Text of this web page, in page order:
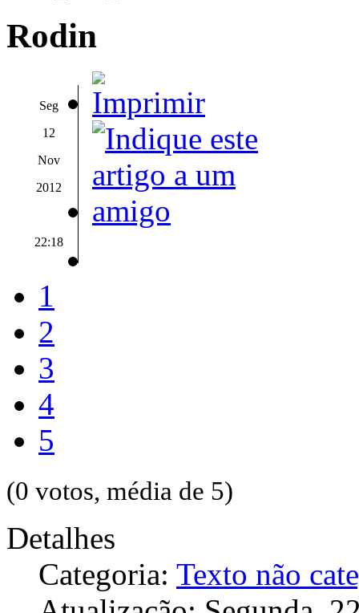
Rodin
Seg
12
Nov
2012
22:18
1
2
3
4
5
(0 votos, média de 5)
Detalhes
Categoria: Texto não